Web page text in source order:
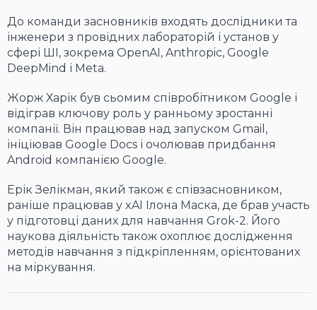
До команди засновників входять дослідники та
інженери з провідних лабораторій і установ у
сфері ШІ, зокрема OpenAI, Anthropic, Google
DeepMind і Meta.
Жорж Харік був сьомим співробітником Google і
відіграв ключову роль у ранньому зростанні
компанії. Він працював над запуском Gmail,
ініціював Google Docs і очолював придбання
Android компанією Google.
Ерік Зелікман, який також є співзасновником,
раніше працював у xAI Ілона Маска, де брав участь
у підготовці даних для навчання Grok-2. Його
наукова діяльність також охоплює дослідження
методів навчання з підкріпленням, орієнтованих
на міркування.